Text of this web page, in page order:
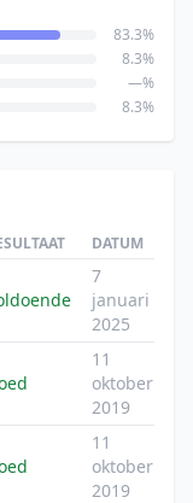
83.3%
8.3%
—%
8.3%
DATUM
7
januari
2025
11
oktober
2019
11
oktober
2019